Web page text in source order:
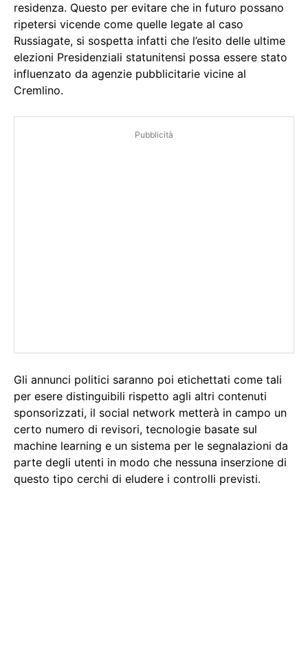
residenza. Questo per evitare che in futuro possano
ripetersi vicende come quelle legate al caso
Russiagate, si sospetta infatti che l’esito delle ultime
elezioni Presidenziali statunitensi possa essere stato
influenzato da agenzie pubblicitarie vicine al
Cremlino.
Pubblicità
Gli annunci politici saranno poi etichettati come tali
per esere distinguibili rispetto agli altri contenuti
sponsorizzati, il social network metterà in campo un
certo numero di revisori, tecnologie basate sul
machine learning e un sistema per le segnalazioni da
parte degli utenti in modo che nessuna inserzione di
questo tipo cerchi di eludere i controlli previsti.